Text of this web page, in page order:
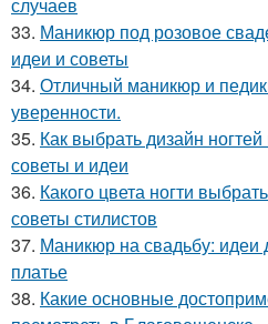
случаев
33. Маникюр под розовое
идеи и советы
34. Отличный маникюр и
уверенности.
35. Как выбрать дизайн
советы и идеи
36. Какого цвета ногти
советы стилистов
37. Маникюр на свадьбу: идеи
платье
38. Какие основные